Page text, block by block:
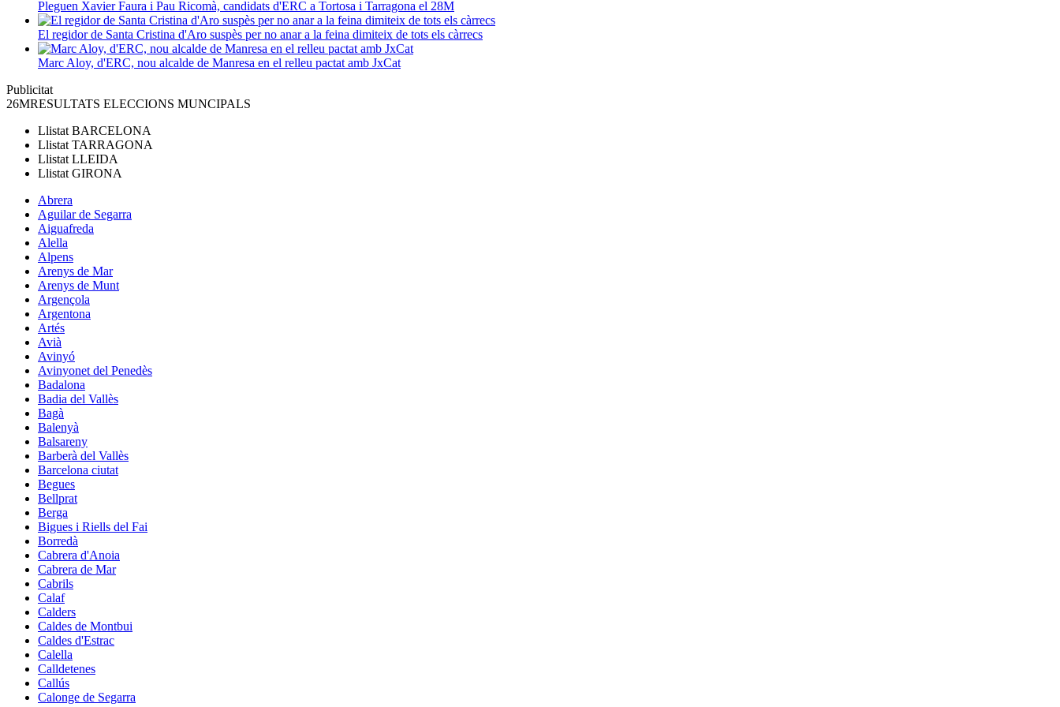
Pleguen Xavier Faura i Pau Ricomà, candidats d'ERC a Tortosa i Tarragona el 28M
El regidor de Santa Cristina d'Aro suspès per no anar a la feina dimiteix de tots els càrrecs
Marc Aloy, d'ERC, nou alcalde de Manresa en el relleu pactat amb JxCat
Publicitat
26MRESULTATS ELECCIONS MUNCIPALS
Llistat BARCELONA
Llistat TARRAGONA
Llistat LLEIDA
Llistat GIRONA
Abrera
Aguilar de Segarra
Aiguafreda
Alella
Alpens
Arenys de Mar
Arenys de Munt
Argençola
Argentona
Artés
Avià
Avinyó
Avinyonet del Penedès
Badalona
Badia del Vallès
Bagà
Balenyà
Balsareny
Barberà del Vallès
Barcelona ciutat
Begues
Bellprat
Berga
Bigues i Riells del Fai
Borredà
Cabrera d'Anoia
Cabrera de Mar
Cabrils
Calaf
Calders
Caldes de Montbui
Caldes d'Estrac
Calella
Calldetenes
Callús
Calonge de Segarra